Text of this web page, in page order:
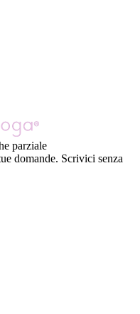
parziale
domande. Scrivici senza